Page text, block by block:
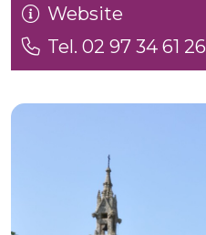
Website
Tel. 02 97 34 61 26